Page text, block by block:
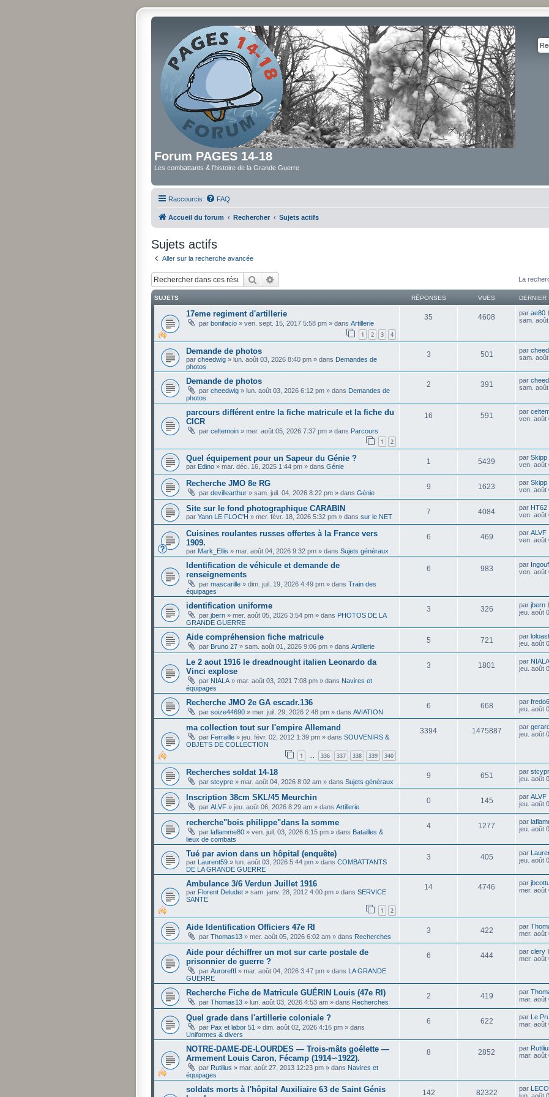
Forum PAGES 14-18
Les combattants & l'histoire de la Grande Guerre
Raccourcis FAQ
Accueil du forum Rechercher Sujets actifs
Sujets actifs
Aller sur la recherche avancée
Rechercher La
SUJETS RÉPONSES VUES DERNIER
17eme regiment d'artillerie
par bonifacio » ven. sept. 15, 2017 5:58 pm » dans Artillerie
1 2 3 4
35 4608 par ae80
sam.
Demande de photos
par cheedwig » lun. août 03, 2026 8:40 pm » dans Demandes de
photos
3 501 par
sam.
Demande de photos
par cheedwig » lun. août 03, 2026 6:12 pm » dans Demandes de
photos
2 391 par
sam.
parcours différent entre la fiche matricule et la fiche du
CICR
par celtemoin » mer. août 05, 2026 7:37 pm » dans Parcours
1 2
16 591 par
ven. août
Quel équipement pour un Sapeur du Génie ?
par Edino » mar. déc. 16, 2025 1:44 pm » dans Génie
1 5439 par Skipp
ven. août
Recherche JMO 8e RG
par devillearthur » sam. juil. 04, 2026 8:22 pm » dans Génie
9 1623 par Skipp
ven. août
Site sur le fond photographique CARABIN
par Yann LE FLOC'H » mer. févr. 18, 2026 5:32 pm » dans sur le NET
7 4084 par HT62
ven. août
Cuisines roulantes russes offertes à la France vers
1909.
par Mark_Ellis » mar. août 04, 2026 9:32 pm » dans Sujets généraux
6 469 par ALVF
ven. août
Identification de véhicule et demande de
renseignements
par mascarille » dim. juil. 19, 2026 4:49 pm » dans Train des
équipages
6 983 par Ingouf
ven. août
identification uniforme
par jbern » mer. août 05, 2026 3:54 pm » dans PHOTOS DE LA
GRANDE GUERRE
3 326 par jbern
jeu. août
Aide compréhension fiche matricule
par Bruno 27 » sam. août 01, 2026 9:06 pm » dans Artillerie
5 721 par
jeu. août
Le 2 aout 1916 le dreadnought italien Leonardo da
Vinci explose
par NIALA » mar. août 03, 2021 7:08 pm » dans Navires et
équipages
3 1801 par NIALA
jeu. août
Recherche JMO 2e GA escadr.136
par soize44690 » mer. juil. 29, 2026 2:48 pm » dans AVIATION
6 668 par
jeu. août
ma collection tout sur l'empire Allemand
par Ferraille » jeu. févr. 02, 2012 1:39 pm » dans SOUVENIRS &
OBJETS DE COLLECTION
1 … 336 337 338 339 340
3394 1475887 par
jeu. août
Recherches soldat 14-18
par stcypre » mar. août 04, 2026 8:02 am » dans Sujets généraux
9 651 par
jeu. août
Inscription 38cm SKL/45 Meurchin
par ALVF » jeu. août 06, 2026 8:29 am » dans Artillerie
0 145 par ALVF
jeu. août
recherche"bois philippe"dans la somme
par laflamme80 » ven. juil. 03, 2026 6:15 pm » dans Batailles &
lieux de combats
4 1277 par
jeu. août
Tué par avion dans un hôpital (enquête)
par Laurent59 » lun. août 03, 2026 5:44 pm » dans COMBATTANTS
DE LA GRANDE GUERRE
3 405 par
jeu. août
Ambulance 3/6 Verdun Juillet 1916
par Florent Deludet » sam. janv. 28, 2012 4:00 pm » dans SERVICE
SANTE
1 2
14 4746 par
mer. août
Aide Identification Officiers 47e RI
par Thomas13 » mer. août 05, 2026 6:02 am » dans Recherches
3 422 par
mer. août
Aide pour déchiffrer un mot sur carte postale de
prisonnier de guerre ?
par Aurorefff » mar. août 04, 2026 3:47 pm » dans LA GRANDE
GUERRE
6 444 par clery
mer. août
Recherche Fiche de Matricule GUÉRIN Louis (47e RI)
par Thomas13 » lun. août 03, 2026 4:53 am » dans Recherches
2 419 par
mar. août
Quel grade dans l'artillerie coloniale ?
par Pax et labor 51 » dim. août 02, 2026 4:16 pm » dans
Uniformes & divers
6 622 par Le
mar. août
NOTRE-DAME-DE-LOURDES — Trois-mâts goélette —
Armement Louis Caron, Fécamp (1914∽1922).
par Rutilius » mar. août 27, 2013 12:23 pm » dans Navires et
équipages
8 2852 par
mar. août
soldats morts à l'hôpital Auxiliaire 63 de Saint Génis
142 82322 par
lun. août